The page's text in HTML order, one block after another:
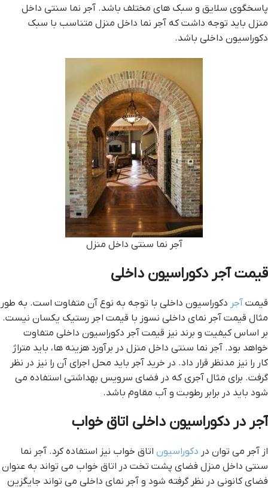
پاسخگوی سلایق و سبک های مختلف باشد. آجر نما سنتی داخل
منزل باید توجه داشت که آجر نما داخل منزل متناسب با سبک
دکوراسیون داخلی باشد.
آجر نما سنتی داخل منزل
قیمت آجر دکوراسیون داخلی
قیمت آجر دکوراسیون داخلی با توجه به نوع آن متفاوت است. به طور
مثال قیمت آجر نمای داخلی نسوز با قیمت اجر رستیک یکسان نیست.
بر اساس کیفیت و برند نیز قیمت آجر دکوراسیون داخلی متفاوت
خواهد بود. آجر نما سنتی داخل منزل در برآورد هزینه ها، باید متراژ
کار را نیز مدنظر قرار داد. در خرید آجر باید محل اجرای آن را نیز در نظر
گرفت. برای مثال آجری که در فضای سرویس بهداشتی استفاده می
شود باید در برابر رطوبت و آب مقاوم باشد.
آجر در دکوراسیون داخلی اتاق خواب
از آجر می توان در دکوراسیون اتاق خواب نیز استفاده کرد. آجر نما
سنتی داخل منزل فضای پشت تخت در اتاق خواب می تواند به عنوان
فضای کانونی در نظر گرفته شود و آجر نمای داخلی می تواند جایگزین